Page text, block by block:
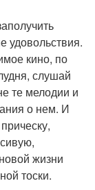
удовольствия.
кино, по
слушай
те мелодии и
о нем. И
жизни
тоски.